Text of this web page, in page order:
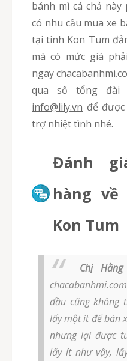
bánh mì cá chả
có nhu cầu mua xe
tại tinh Kon Tum
mà có mức giá
ngay
qua số tổng đài
info@lily.vn để
trợ nhiệt tình nhé.
Đánh
hàng
Kon Tum
Chị
đầu cũng không
lấy một ít để bán
nhưng lại được
lấy ít như vậy,